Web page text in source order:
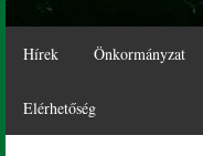
Hírek Önkormányzat
Elérhetőség